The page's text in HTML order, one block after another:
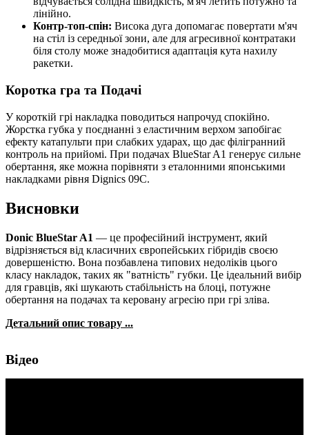
лінійно.
Контр-топ-спін: Висока дуга допомагає повертати м'яч
на стіл із середньої зони, але для агресивної контратаки
біля столу може знадобитися адаптація кута нахилу
ракетки.
Коротка гра та Подачі
У короткій грі накладка поводиться напрочуд спокійно.
Жорстка губка у поєднанні з еластичним верхом запобігає
ефекту катапульти при слабких ударах, що дає філігранний
контроль на прийомі. При подачах BlueStar A1 генерує сильне
обертання, яке можна порівняти з еталонними японськими
накладками рівня Dignics 09C.
Висновки
Donic BlueStar A1 — це професійний інструмент, який
відрізняється від класичних європейських гібридів своєю
довершеністю. Вона позбавлена типових недоліків цього
класу накладок, таких як "ватність" губки. Це ідеальний вибір
для гравців, які шукають стабільність на блоці, потужне
обертання на подачах та керовану агресію при грі зліва.
Детальний опис товару ...
Відео